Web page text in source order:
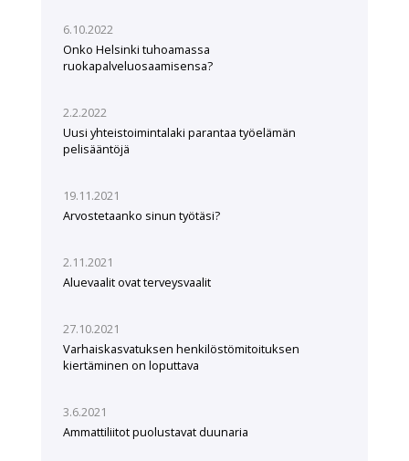
6.10.2022
Onko Helsinki tuhoamassa
ruokapalveluosaamisensa?
2.2.2022
Uusi yhteistoimintalaki parantaa työelämän
pelisääntöjä
19.11.2021
Arvostetaanko sinun työtäsi?
2.11.2021
Aluevaalit ovat terveysvaalit
27.10.2021
Varhaiskasvatuksen henkilöstömitoituksen
kiertäminen on loputtava
3.6.2021
Ammattiliitot puolustavat duunaria